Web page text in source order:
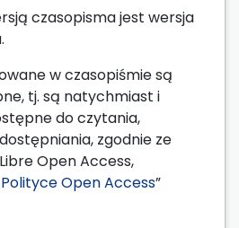
czasopisma jest wersja
w czasopiśmie są
tj. są natychmiast i
do czytania,
zgodnie ze
Open Access,
Polityce Open Access”